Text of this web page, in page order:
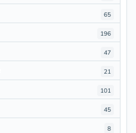
65
196
47
21
101
45
8